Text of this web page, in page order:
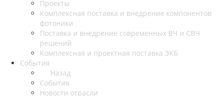
Проекты
Комплексная поставка и внедрение компонентов
фотоники
Поставка и внедрение современных ВЧ и СВЧ
решений
Комплексная и проектная поставка ЭКБ
События
Назад
События
Новости отрасли